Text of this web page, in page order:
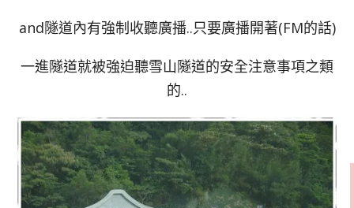
and隧道內有強制收聽廣播..只要廣播開著(FM的話)
一進隧道就被強迫聽雪山隧道的安全注意事項之類
的..